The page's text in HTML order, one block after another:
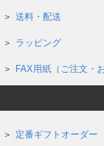
送料・配送
ラッピング
FAX用紙（ご注文・
定番ギフトオーダー